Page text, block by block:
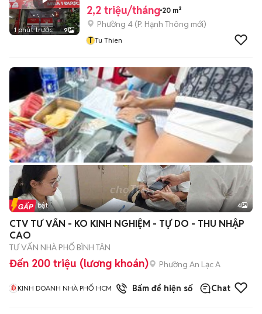
1 phút trước 9
2,2 triệu/tháng 20 m²
Phường 4 (P. Hạnh Thông mới)
T Tu Thien
Tin nổi bật 4
CTV TƯ VẤN - KO KINH NGHIỆM - TỰ DO - THU NHẬP
CAO
TƯ VẤN NHÀ PHỐ BÌNH TÂN
Đến 200 triệu (lương khoán) Phường An Lạc A
KINH DOANH NHÀ PHỐ HCM 1đã bánBấm để hiện số Chat